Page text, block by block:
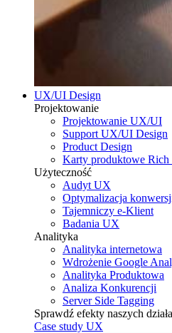
UX/UI Design
Projektowanie
Projektowanie UX/UI
Support UX/UI Design
Product Design
Karty produktowe Rich
Użyteczność
Audyt UX
Optymalizacja
Tajemniczy e-Klient
Badania UX
Analityka
Analityka internetowa
Wdrożenie Google
Analityka Produktowa
Analiza Konkurencji
Server Side Tagging
Sprawdź efekty naszych
Case study UX